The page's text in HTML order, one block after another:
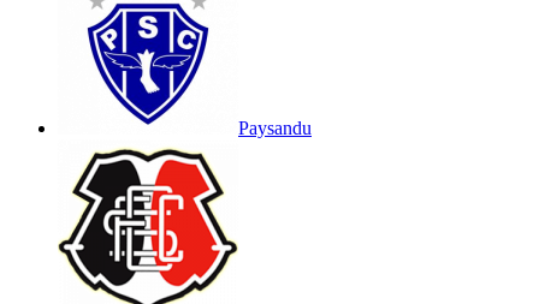
Paysandu